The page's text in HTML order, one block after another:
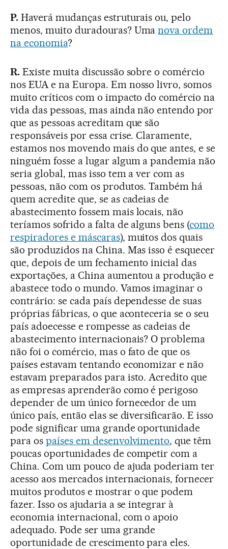
P. Haverá mudanças estruturais ou, pelo
menos, muito duradouras? Umanova ordem
na economia?
R. Existe muita discussão sobre o comércio
nos EUA e na Europa. Em nosso livro, somos
muito críticos com o impacto do comércio na
vida das pessoas, mas ainda não entendo por
que as pessoas acreditam que são
responsáveis por essa crise. Claramente,
estamos nos movendo mais do que antes, e se
ninguém fosse a lugar algum a pandemia não
seria global, mas isso tem a ver com as
pessoas, não com os produtos. Também há
quem acredite que, se as cadeias de
abastecimento fossem mais locais, não
teríamos sofrido a falta de alguns bens (como
respiradores e máscaras), muitos dos quais
são produzidos na China. Mas isso é esquecer
que, depois de um fechamento inicial das
exportações, a China aumentou a produção e
abastece todo o mundo. Vamos imaginar o
contrário: se cada país dependesse de suas
próprias fábricas, o que aconteceria se o seu
país adoecesse e rompesse as cadeias de
abastecimento internacionais? O problema
não foi o comércio, mas o fato de que os
países estavam tentando economizar e não
estavam preparados para isto. Acredito que
as empresas aprenderão como é perigoso
depender de um único fornecedor de um
único país, então elas se diversificarão. E isso
pode significar uma grande oportunidade
para os países em desenvolvimento, que têm
poucas oportunidades de competir com a
China. Com um pouco de ajuda poderiam ter
acesso aos mercados internacionais, fornecer
muitos produtos e mostrar o que podem
fazer. Isso os ajudaria a se integrar à
economia internacional, com o apoio
adequado. Pode ser uma grande
oportunidade de crescimento para eles.